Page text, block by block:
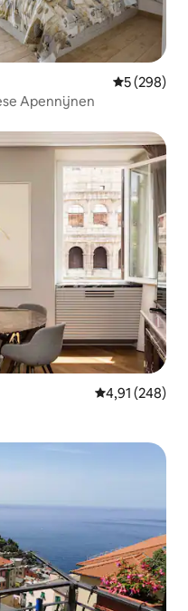
5 (298)
Apennijnen
Gemiddelde
4,91 (248)